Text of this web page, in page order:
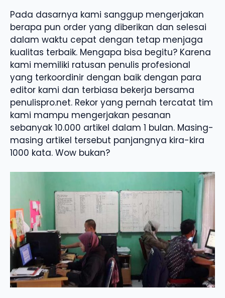
Pada dasarnya kami sanggup mengerjakan
berapa pun order yang diberikan dan selesai
dalam waktu cepat dengan tetap menjaga
kualitas terbaik. Mengapa bisa begitu? Karena
kami memiliki ratusan penulis profesional
yang terkoordinir dengan baik dengan para
editor kami dan terbiasa bekerja bersama
penulispro.net. Rekor yang pernah tercatat tim
kami mampu mengerjakan pesanan
sebanyak 10.000 artikel dalam 1 bulan. Masing-
masing artikel tersebut panjangnya kira-kira
1000 kata. Wow bukan?